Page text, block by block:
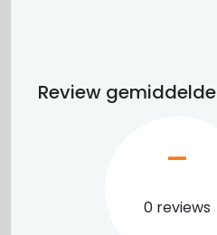
Review gemiddelde
0 reviews
–